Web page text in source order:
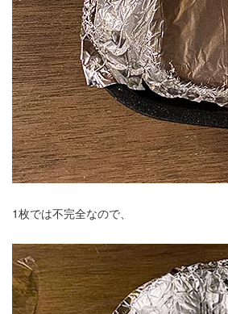
1枚では不完全なので、